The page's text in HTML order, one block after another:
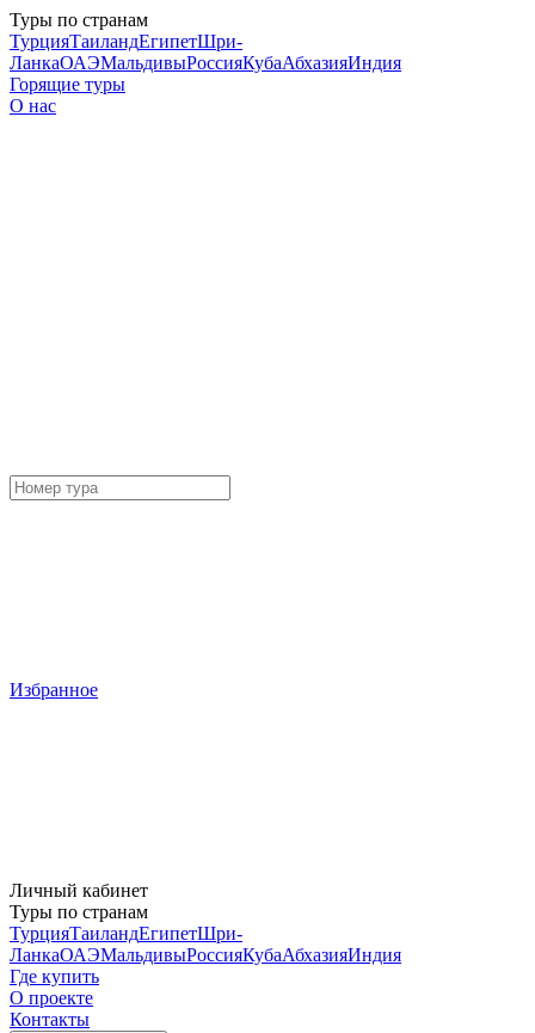
Туры по странам
ТурцияТаиландЕгипетШри-
ЛанкаОАЭМальдивыРоссияКубаАбхазияИндия
Горящие туры
О нас
Избранное
Личный кабинет
Туры по странам
ТурцияТаиландЕгипетШри-
ЛанкаОАЭМальдивыРоссияКубаАбхазияИндия
Где купить
О проекте
Контакты